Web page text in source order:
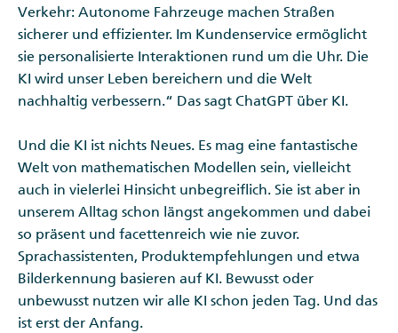
Verkehr: Autonome Fahrzeuge machen Straßen
sicherer und effizienter. Im Kundenservice ermöglicht
sie personalisierte Interaktionen rund um die Uhr. Die
KI wird unser Leben bereichern und die Welt
nachhaltig verbessern.“ Das sagt ChatGPT über KI.
Und die KI ist nichts Neues. Es mag eine fantastische
Welt von mathematischen Modellen sein, vielleicht
auch in vielerlei Hinsicht unbegreiflich. Sie ist aber in
unserem Alltag schon längst angekommen und dabei
so präsent und facettenreich wie nie zuvor.
Sprachassistenten, Produktempfehlungen und etwa
Bilderkennung basieren auf KI. Bewusst oder
unbewusst nutzen wir alle KI schon jeden Tag. Und das
ist erst der Anfang.